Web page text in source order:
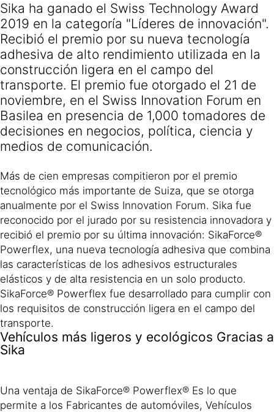
Sika ha ganado el Swiss Technology Award
2019 en la categoría "Líderes de innovación".
Recibió el premio por su nueva tecnología
adhesiva de alto rendimiento utilizada en la
construcción ligera en el campo del
transporte. El premio fue otorgado el 21 de
noviembre, en el Swiss Innovation Forum en
Basilea en presencia de 1,000 tomadores de
decisiones en negocios, política, ciencia y
medios de comunicación.
Más de cien empresas compitieron por el premio
tecnológico más importante de Suiza, que se otorga
anualmente por el Swiss Innovation Forum. Sika fue
reconocido por el jurado por su resistencia innovadora y
recibió el premio por su última innovación: SikaForce®
Powerflex, una nueva tecnología adhesiva que combina
las características de los adhesivos estructurales
elásticos y de alta resistencia en un solo producto.
SikaForce® Powerflex fue desarrollado para cumplir con
los requisitos de construcción ligera en el campo del
transporte.
Vehículos más ligeros y ecológicos Gracias a
Sika
Una ventaja de SikaForce® Powerflex® Es lo que
permite a los Fabricantes de automóviles, Vehículos